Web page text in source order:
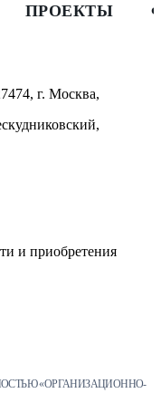
ПРОЕКТЫ
г. Москва,
и приобретения
«ОРГАНИЗАЦИОННО-